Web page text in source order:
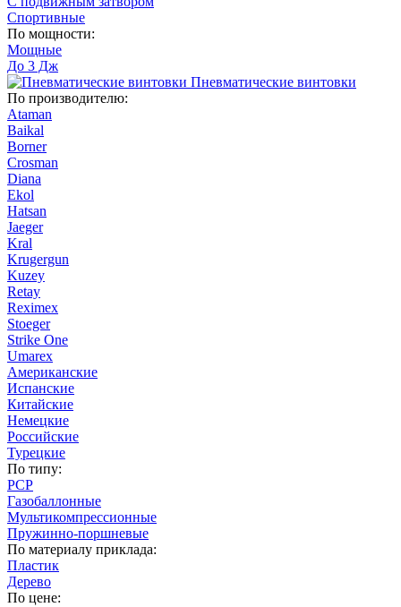
Спортивные
По мощности:
Мощные
До 3 Дж
Пневматические винтовки
По производителю:
Ataman
Baikal
Borner
Crosman
Diana
Ekol
Hatsan
Jaeger
Kral
Krugergun
Kuzey
Retay
Reximex
Stoeger
Strike One
Umarex
Американские
Испанские
Китайские
Немецкие
Российские
Турецкие
По типу:
PCP
Газобаллонные
Мультикомпрессионные
Пружинно-поршневые
По материалу приклада:
Пластик
Дерево
По цене: